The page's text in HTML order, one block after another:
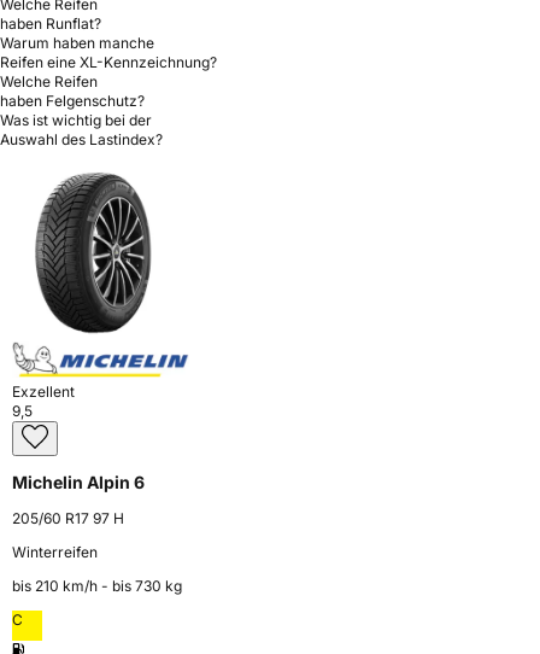
Welche Reifen
haben Runflat?
Warum haben manche
Reifen eine XL-Kennzeichnung?
Welche Reifen
haben Felgenschutz?
Was ist wichtig bei der
Auswahl des Lastindex?
Exzellent
9,5
Michelin Alpin 6
205/60 R17 97 H
Winterreifen
bis 210 km⁠/⁠h - bis 730 kg
C